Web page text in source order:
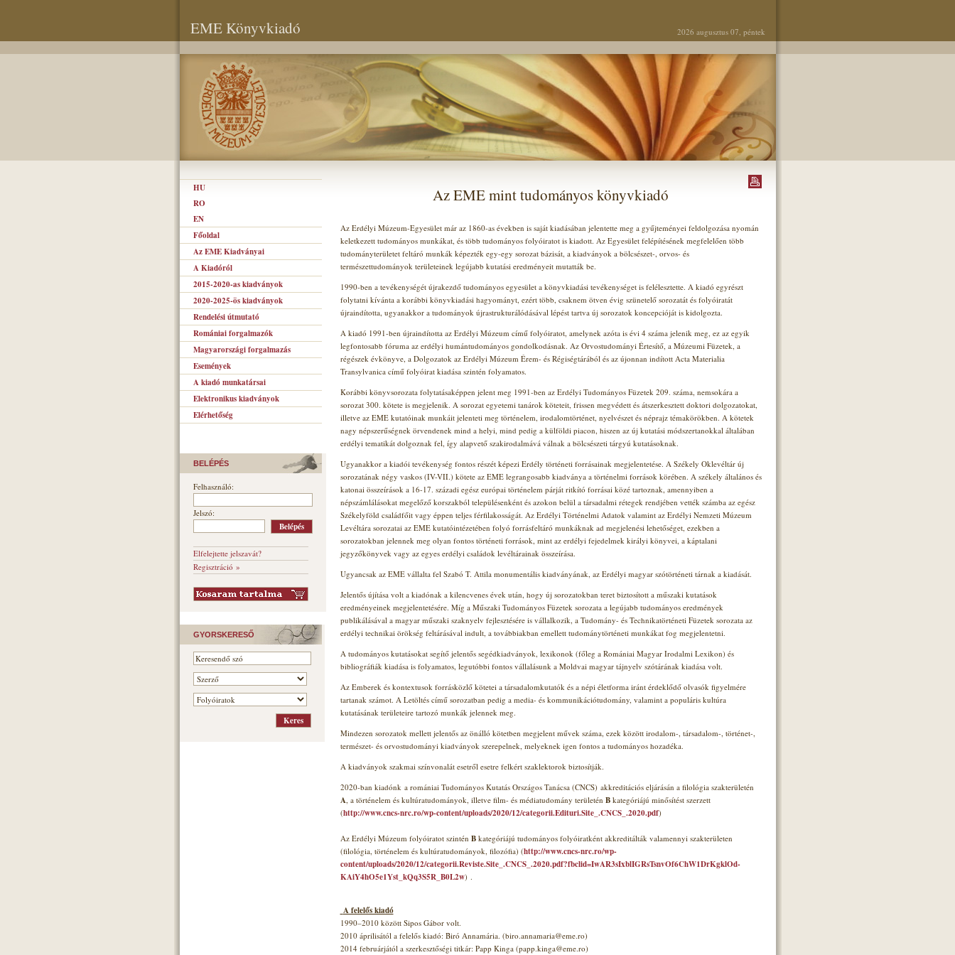
EME Könyvkiadó 2026 augusztus 07, péntek
HU
RO
EN
Főoldal
Az EME Kiadványai
A Kiadóról
2015-2020-as kiadványok
2020-2025-ös kiadványok
Rendelési útmutató
Romániai forgalmazók
Magyarországi forgalmazás
Események
A kiadó munkatársai
Elektronikus kiadványok
Elérhetőség
BELÉPÉS
Felhasználó:
Jelszó:
Elfelejtette jelszavát?
Regisztráció »
GYORSKERESŐ
Az EME mint tudományos könyvkiadó
Az Erdélyi Múzeum-Egyesület már az 1860-as években is saját kiadásában jelentette meg a gyűjteményei feldolgozása nyomán
keletkezett tudományos munkákat, és több tudományos folyóiratot is kiadott. Az Egyesület felépítésének megfelelően több
tudományterületet feltáró munkák képezték egy-egy sorozat bázisát, a kiadványok a bölcsészet-, orvos- és
természettudományok területeinek legújabb kutatási eredményeit mutatták be.
1990-ben a tevékenységét újrakezdő tudományos egyesület a könyvkiadási tevékenységet is felélesztette. A kiadó egyrészt
folytatni kívánta a korábbi könyvkiadási hagyományt, ezért több, csaknem ötven évig szünetelő sorozatát és folyóiratát
újraindította, ugyanakkor a tudományok újrastrukturálódásával lépést tartva új sorozatok koncepcióját is kidolgozta.
A kiadó 1991-ben újraindította az Erdélyi Múzeum című folyóiratot, amelynek azóta is évi 4 száma jelenik meg, ez az egyik
legfontosabb fóruma az erdélyi humántudományos gondolkodásnak. Az Orvostudományi Értesítő, a Múzeumi Füzetek, a
régészek évkönyve, a Dolgozatok az Erdélyi Múzeum Érem- és Régiségtárából és az újonnan indított Acta Materialia
Transylvanica című folyóirat kiadása szintén folyamatos.
Korábbi könyvsorozata folytatásaképpen jelent meg 1991-ben az Erdélyi Tudományos Füzetek 209. száma, nemsokára a
sorozat 300. kötete is megjelenik. A sorozat egyetemi tanárok köteteit, frissen megvédett és átszerkesztett doktori dolgozatokat,
illetve az EME kutatóinak munkáit jelenteti meg történelem, irodalomtörténet, nyelvészet és néprajz témakörökben. A kötetek
nagy népszerűségnek örvendenek mind a helyi, mind pedig a külföldi piacon, hiszen az új kutatási módszertanokkal általában
erdélyi tematikát dolgoznak fel, így alapvető szakirodalmává válnak a bölcsészeti tárgyú kutatásoknak.
Ugyanakkor a kiadói tevékenység fontos részét képezi Erdély történeti forrásainak megjelentetése. A Székely Oklevéltár új
sorozatának négy vaskos (IV-VII.) kötete az EME legrangosabb kiadványa a történelmi források körében. A székely általános és
katonai összeírások a 16-17. századi egész európai történelem párját ritkító forrásai közé tartoznak, amennyiben a
népszámlálásokat megelőző korszakból településenként és azokon belül a társadalmi rétegek rendjében vették számba az egész
Székelyföld családfőit vagy éppen teljes férfilakosságát. Az Erdélyi Történelmi Adatok valamint az Erdélyi Nemzeti Múzeum
Levéltára sorozatai az EME kutatóintézetében folyó forrásfeltáró munkáknak ad megjelenési lehetőséget, ezekben a
sorozatokban jelennek meg olyan fontos történeti források, mint az erdélyi fejedelmek királyi könyvei, a káptalani
jegyzőkönyvek vagy az egyes erdélyi családok levéltárainak összeírása.
Ugyancsak az EME vállalta fel Szabó T. Attila monumentális kiadványának, az Erdélyi magyar szótörténeti tárnak a kiadását.
Jelentős újítása volt a kiadónak a kilencvenes évek után, hogy új sorozatokban teret biztosított a műszaki kutatások
eredményeinek megjelentetésére. Míg a Műszaki Tudományos Füzetek sorozata a legújabb tudományos eredmények
publikálásával a magyar műszaki szaknyelv fejlesztésére is vállalkozik, a Tudomány- és Technikatörténeti Füzetek sorozata az
erdélyi technikai örökség feltárásával indult, a továbbiakban emellett tudománytörténeti munkákat fog megjelentetni.
A tudományos kutatásokat segítő jelentős segédkiadványok, lexikonok (főleg a Romániai Magyar Irodalmi Lexikon) és
bibliográfiák kiadása is folyamatos, legutóbbi fontos vállalásunk a Moldvai magyar tájnyelv szótárának kiadása volt.
Az Emberek és kontextusok forrásközlő kötetei a társadalomkutatók és a népi életforma iránt érdeklődő olvasók figyelmére
tartanak számot. A Letöltés című sorozatban pedig a media- és kommunikációtudomány, valamint a populáris kultúra
kutatásának területeire tartozó munkák jelennek meg.
Mindezen sorozatok mellett jelentős az önálló kötetben megjelent művek száma, ezek között irodalom-, társadalom-, történet-,
természet- és orvostudományi kiadványok szerepelnek, melyeknek igen fontos a tudományos hozadéka.
A kiadványok szakmai színvonalát esetről esetre felkért szaklektorok biztosítják.
2020-ban kiadónk a romániai Tudományos Kutatás Országos Tanácsa (CNCS) akkreditációs eljárásán a filológia szakterületén
A, a történelem és kultúratudományok, illetve film- és médiatudomány területén Bkategóriájú minősítést szerzett
(http://www.cncs-nrc.ro/wp-content/uploads/2020/12/categorii.Edituri.Site_.CNCS_.2020.pdf)
Az Erdélyi Múzeum folyóiratot szintén Bkategóriájú tudományos folyóiratként akkreditálták valamennyi szakterületen
(filológia, történelem és kultúratudományok, filozófia) (http://www.cncs-nrc.ro/wp-
content/uploads/2020/12/categorii.Reviste.Site_.CNCS_.2020.pdf?fbclid=IwAR3sIxblIGRsTsnvOf6ChW1DrKgklOd-
KAiY4hO5e1Yst_kQq3S5R_B0L2w) .
A felelős kiadó
1990–2010 között Sipos Gábor volt.
2010 áprilisától a felelős kiadó: Biró Annamária. (biro.annamaria@eme.ro)
2014 februárjától a szerkesztőségi titkár: Papp Kinga (papp.kinga@eme.ro)